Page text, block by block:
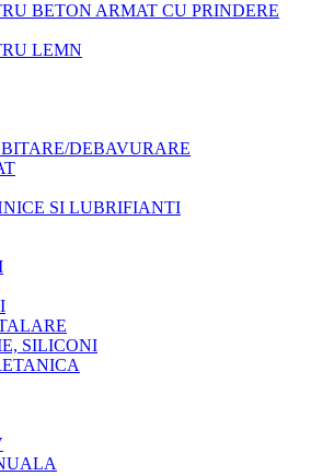
BETON ARMAT CU PRINDERE
LEMN
DEBAVURARE
SI LUBRIFIANTI
SILICONI